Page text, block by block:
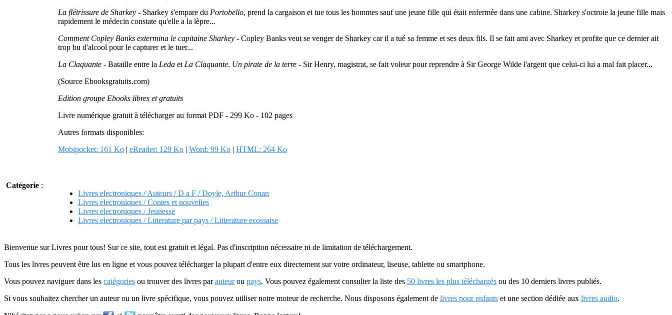
La flétrissure de Sharkey - Sharkey s'empare du Portobello, prend la cargaison et tue tous les hommes sauf une jeune fille qui était enfermée dans une cabine. Sharkey s'octroie la jeune fille mais
rapidement le médecin constate qu'elle a la lèpre...
Comment Copley Banks extermina le capitaine Sharkey - Copley Banks veut se venger de Sharkey car il a tué sa femme et ses deux fils. Il se fait ami avec Sharkey et profite que ce dernier ait
trop bu d'alcool pour le capturer et le tuer...
La Claquante - Bataille entre la Leda et La Claquante. Un pirate de la terre - Sir Henry, magistrat, se fait voleur pour reprendre à Sir George Wilde l'argent que celui-ci lui a mal fait placer...
(Source Ebooksgratuits.com)
Edition groupe Ebooks libres et gratuits
Livre numérique gratuit à télécharger au format PDF - 299 Ko - 102 pages
Autres formats disponibles:
Mobipocket: 161 Ko | eReader: 129 Ko | Word: 99 Ko | HTML: 264 Ko
Catégorie :
Livres electroniques / Auteurs / D a F / Doyle, Arthur Conan
Livres electroniques / Contes et nouvelles
Livres electroniques / Jeunesse
Livres electroniques / Litterature par pays / Litterature ecossaise
Bienvenue sur Livres pour tous! Sur ce site, tout est gratuit et légal. Pas d'inscription nécessaire ni de limitation de téléchargement.
Tous les livres peuvent être lus en ligne et vous pouvez télécharger la plupart d'entre eux directement sur votre ordinateur, liseuse, tablette ou smartphone.
Vous pouvez naviguer dans les catégories ou trouver des livres parauteurou pays. Vous pouvez également consulter la liste des 50 livres les plus téléchargés ou des 10 derniers livres publiés.
Si vous souhaitez chercher un auteur ou un livre spécifique, vous pouvez utiliser notre moteur de recherche. Nous disposons également de livres pour enfants et une section dédiée aux livres audio.